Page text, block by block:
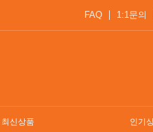
FAQ 1:1문의
최신상품 인기